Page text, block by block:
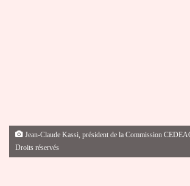
Jean-Claude Kassi, président de la Commission
Droits réservés